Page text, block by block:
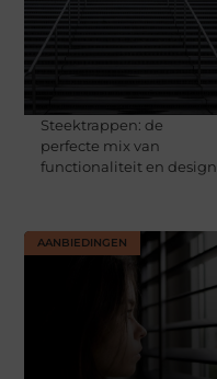
Steektrappen: de
perfecte mix van
functionaliteit en design
AANBIEDINGEN